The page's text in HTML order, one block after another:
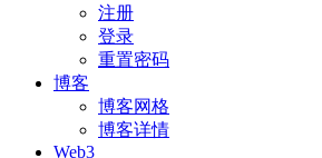
注册
登录
重置密码
博客
博客网格
博客详情
Web3